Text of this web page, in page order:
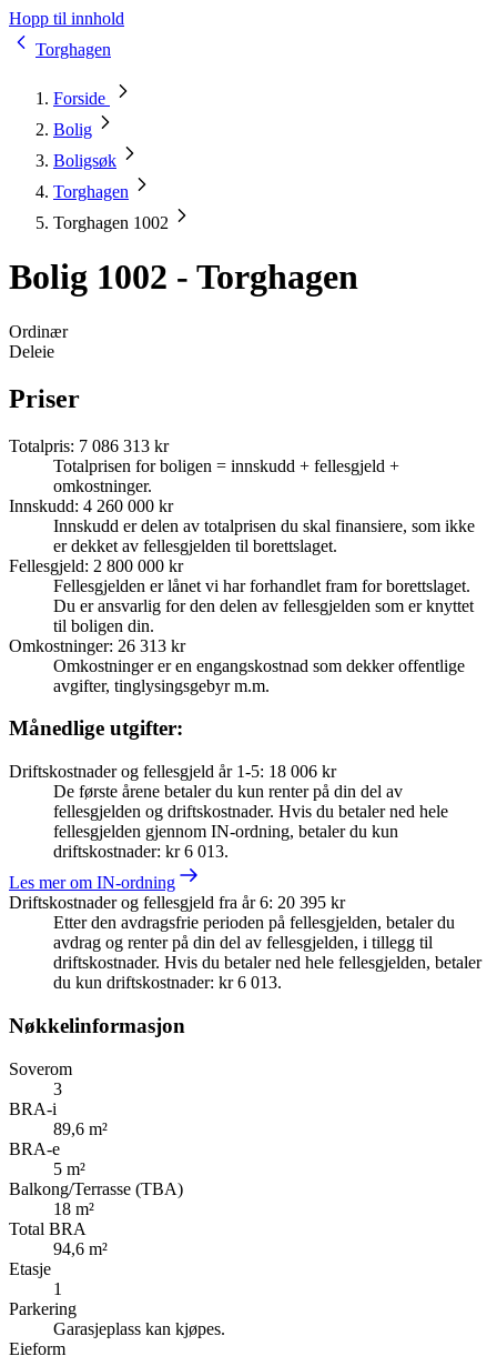
Hopp til innhold
Torghagen
Forside
Bolig
Boligsøk
Torghagen
Torghagen 1002
Bolig 1002 - Torghagen
Ordinær
Deleie
Priser
Totalpris: 7 086 313 kr
Totalprisen for boligen = innskudd + fellesgjeld +
omkostninger.
Innskudd: 4 260 000 kr
Innskudd er delen av totalprisen du skal finansiere, som ikke
er dekket av fellesgjelden til borettslaget.
Fellesgjeld: 2 800 000 kr
Fellesgjelden er lånet vi har forhandlet fram for borettslaget.
Du er ansvarlig for den delen av fellesgjelden som er knyttet
til boligen din.
Omkostninger: 26 313 kr
Omkostninger er en engangskostnad som dekker offentlige
avgifter, tinglysingsgebyr m.m.
Månedlige utgifter:
Driftskostnader og fellesgjeld år 1-5: 18 006 kr
De første årene betaler du kun renter på din del av
fellesgjelden og driftskostnader. Hvis du betaler ned hele
fellesgjelden gjennom IN-ordning, betaler du kun
driftskostnader: kr 6 013.
Les mer om IN-ordning
Driftskostnader og fellesgjeld fra år 6: 20 395 kr
Etter den avdragsfrie perioden på fellesgjelden, betaler du
avdrag og renter på din del av fellesgjelden, i tillegg til
driftskostnader. Hvis du betaler ned hele fellesgjelden, betaler
du kun driftskostnader: kr 6 013.
Nøkkelinformasjon
Soverom
3
BRA-i
89,6 m²
BRA-e
5 m²
Balkong/Terrasse (TBA)
18 m²
Total BRA
94,6 m²
Etasje
1
Parkering
Garasjeplass kan kjøpes.
Eieform